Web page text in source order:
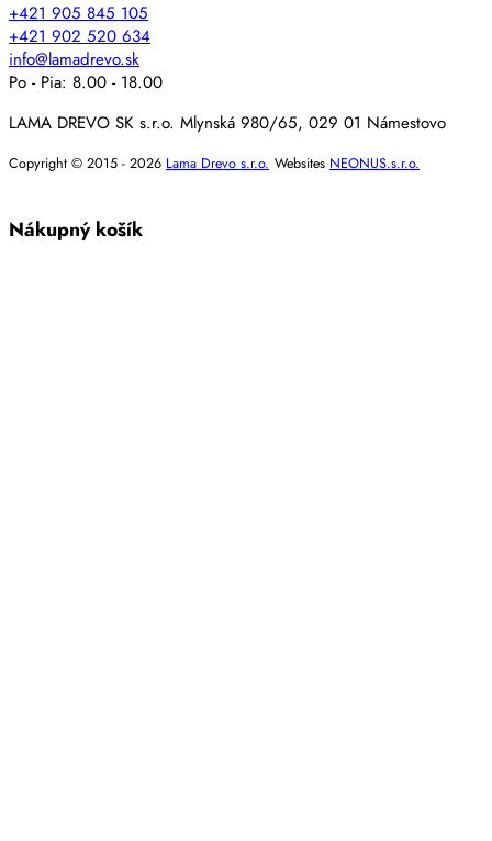
+421 905 845 105
+421 902 520 634
info@lamadrevo.sk
Po - Pia: 8.00 - 18.00
LAMA DREVO SK s.r.o. Mlynská 980/65, 029 01 Námestovo
Copyright © 2015 - 2026 Lama Drevo s.r.o. Websites NEONUS.s.r.o.
Nákupný košík